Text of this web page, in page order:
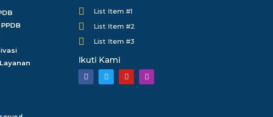
List Item #1
List Item #2
List Item #3
Ikuti Kami